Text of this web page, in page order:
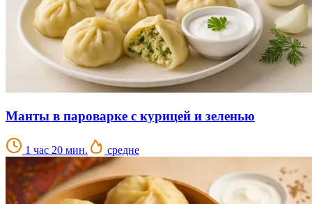
Манты в пароварке с курицей и зеленью
1 час 20 мин. средне